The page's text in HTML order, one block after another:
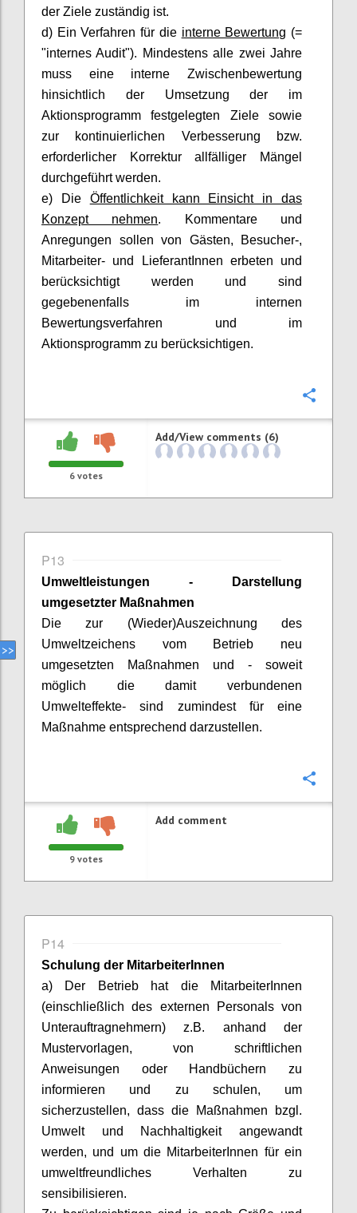
der Ziele zuständig ist.
d) Ein Verfahren für die interne Bewertung (=
"internes Audit"). Mindestens alle zwei Jahre
muss eine interne Zwischenbewertung
hinsichtlich der Umsetzung der im
Aktionsprogramm festgelegten Ziele sowie
zur kontinuierlichen Verbesserung bzw.
erforderlicher Korrektur allfälliger Mängel
durchgeführt werden.
e) Die Öffentlichkeit kann Einsicht in das
Konzept nehmen. Kommentare und
Anregungen sollen von Gästen, Besucher-,
Mitarbeiter- und
LieferantInnen erbeten und
berücksichtigt werden und sind
gegebenenfalls im internen
Bewertungsverfahren und im
Aktionsprogramm zu berücksichtigen.
6 votes
Add/View comments (6)
P13
Umweltleistungen - Darstellung
umgesetzter Maßnahmen
Die zur (Wieder)Auszeichnung des
Umweltzeichens vom Betrieb neu
umgesetzten Maßnahmen und - soweit
möglich die damit verbundenen
Umwelteffekte- sind zumindest für eine
Maßnahme entsprechend darzustellen.
9 votes
Add comment
P14
Schulung der MitarbeiterInnen
a) Der Betrieb hat die
MitarbeiterInnen
(einschließlich des externen Personals von
Unterauftragnehmern) z.B. anhand der
Mustervorlagen, von schriftlichen
Anweisungen oder Handbüchern zu
informieren und zu schulen, um
sicherzustellen, dass die Maßnahmen bzgl.
Umwelt und Nachhaltigkeit angewandt
werden, und um die MitarbeiterInnen für ein
umweltfreundliches Verhalten zu
sensibilisieren.